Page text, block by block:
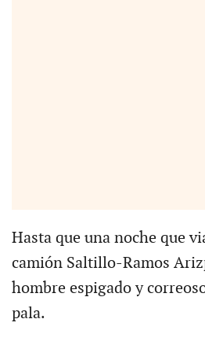
Hasta que una noche que
camión Saltillo-Ramos
hombre espigado y
pala.